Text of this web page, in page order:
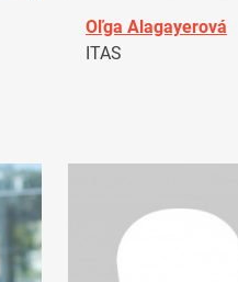
Oľga Alagayerová
ITAS